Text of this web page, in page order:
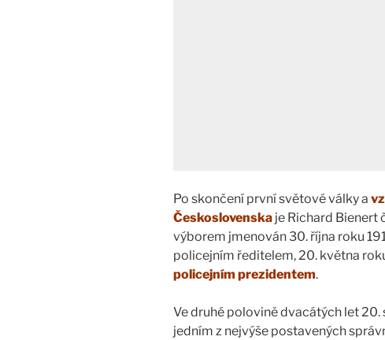
Po skončení první světové války a
Československa je Richard Bienert
výborem jmenován 30. října roku
policejním ředitelem, 20. května
policejním prezidentem.
Ve druhé polovině dvacátých let
jedním z nejvýše postavených